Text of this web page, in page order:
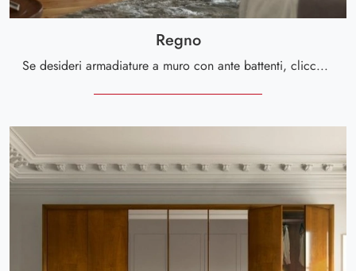
Regno
Se desideri armadiature a muro con ante battenti, clicca e scopri l'armadio Regno di Le Fablier in legno.